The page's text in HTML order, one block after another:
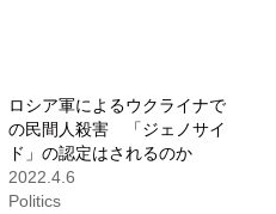
ロシア軍によるウクライナで
の民間人殺害 「ジェノサイ
ド」の認定はされるのか
2022.4.6
Politics